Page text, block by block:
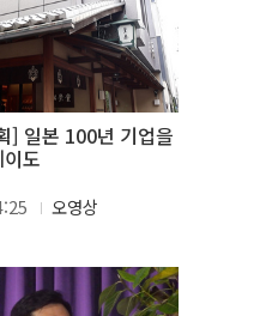
] 일본 100년 기업을
도
오영상